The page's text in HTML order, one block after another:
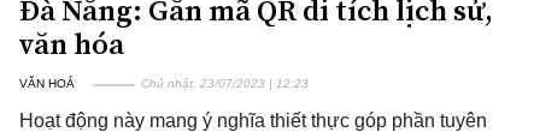
Đà Nẵng: Gắn mã QR di tích lịch sử,
văn hóa
VĂN HOÁ Chủ nhật, 23/07/2023 | 12:23
Hoạt động này mang ý nghĩa thiết thực góp phần tuyên